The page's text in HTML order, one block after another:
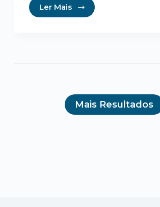
Ler Mais
Mais Resultados